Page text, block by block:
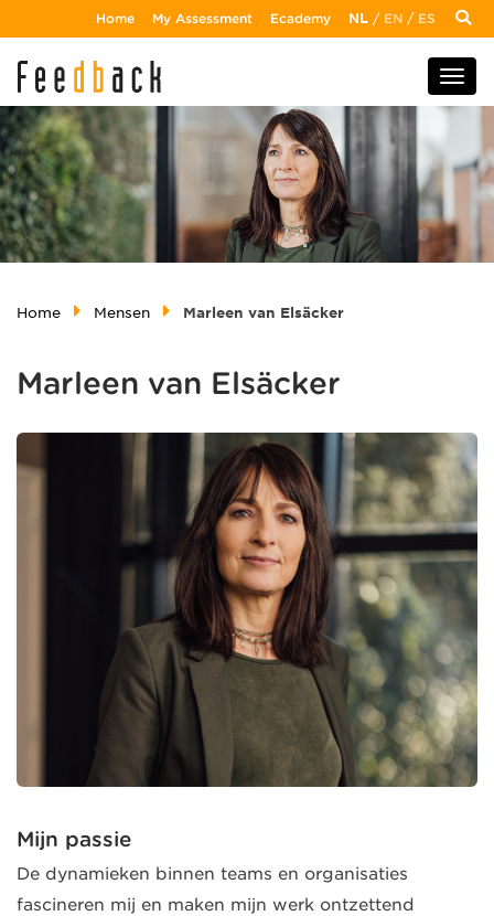
Home My Assessment Ecademy NL / EN / ES
Home Mensen Marleen van Elsäcker
Marleen van Elsäcker
Mijn passie
De dynamieken binnen teams en organisaties
fascineren mij en maken mijn werk ontzettend